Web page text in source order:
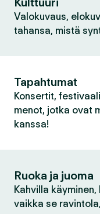
Valokuvaus,
tahansa, mistä
Tapahtumat
Konsertit,
menot, jotka ovat
kanssa!
Ruoka ja juoma
Kahvilla
vaikka se